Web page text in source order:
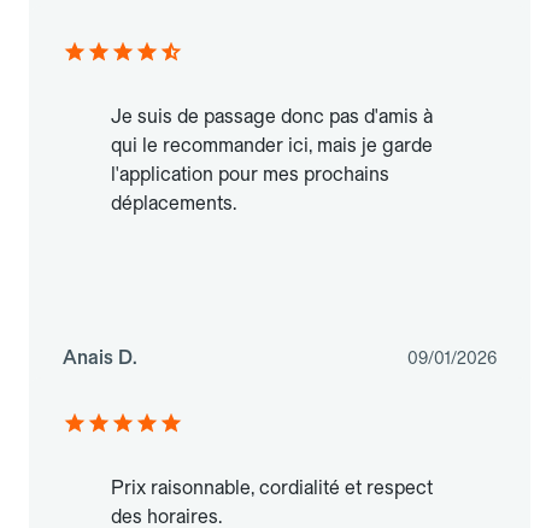
Je suis de passage donc pas d'amis à
qui le recommander ici, mais je garde
l'application pour mes prochains
déplacements.
Anais D. 09/01/2026
Prix raisonnable, cordialité et respect
des horaires.